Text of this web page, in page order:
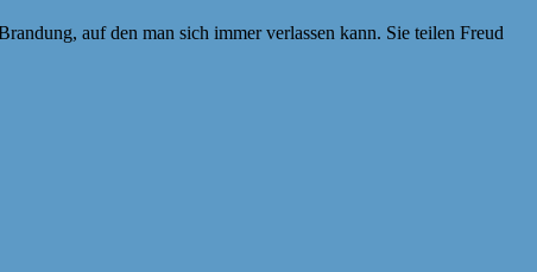
auf den man sich immer verlassen kann. Sie teilen Freud